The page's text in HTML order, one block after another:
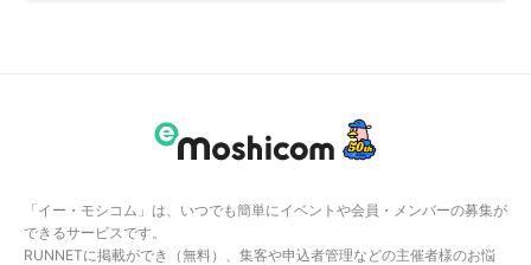
「イー・モシコム」は、いつでも簡単にイベントや会員・メンバーの募集が
できるサービスです。
RUNNETに掲載ができ（無料）、集客や申込者管理などの主催者様のお悩